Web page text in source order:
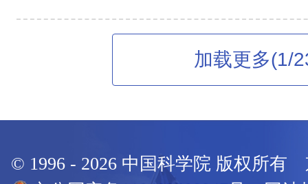
加载更多(1/
© 1996 - 2026 中国科学院 版权所有